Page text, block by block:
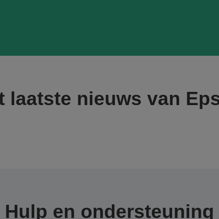
laatste nieuws van
Hulp en ondersteuning